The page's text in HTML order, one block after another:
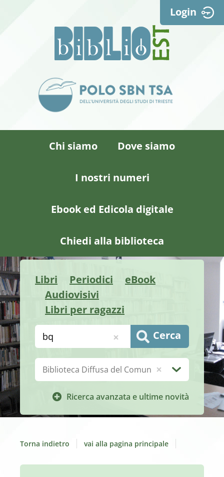
Login
Chi siamo Dove siamo
I nostri numeri
Ebook ed Edicola digitale
Chiedi alla biblioteca
Libri Periodici
eBook
Audiovisivi
Libri per ragazzi
Cerca su "Catalogo" Cerca
Ricerca avanzata e ultime novità
Biblioteca:
Torna indietro vai alla pagina principale